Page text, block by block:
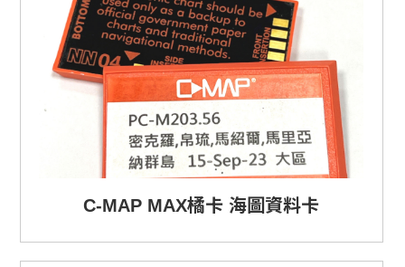
C-MAP MAX橘卡 海圖資料卡